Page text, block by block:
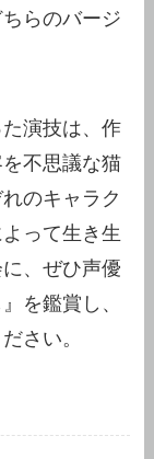
らのバージ
演技は、作
不思議な猫
のキャラク
って生き生
、ぜひ声優
を鑑賞し、
さい。